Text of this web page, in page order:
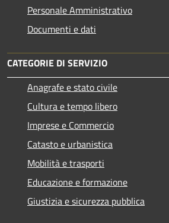
Personale Amministrativo
Documenti e dati
CATEGORIE DI SERVIZIO
Anagrafe e stato civile
Cultura e tempo libero
Imprese e Commercio
Catasto e urbanistica
Mobilità e trasporti
Educazione e formazione
Giustizia e sicurezza pubblica